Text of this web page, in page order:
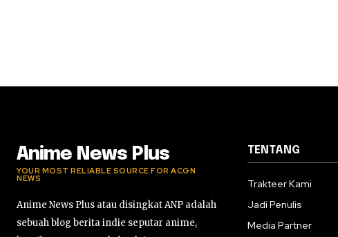
Anime News Plus
YOUR MOST RELIABLE SOURCE FOR ACGN
NEWS
Anime News Plus atau disingkat ANP adalah
sebuah blog berita indie seputar anime,
TENTANG
Trakteer Kami
Jadi Penulis
Media Partner